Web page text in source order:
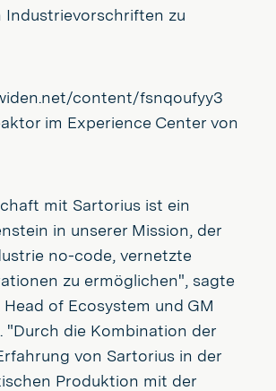
Industrievorschriften zu
im Experience Center von
mit Sartorius ist ein
in unserer Mission, der
no-code, vernetzte
zu ermöglichen", sagte
of Ecosystem und GM
"Durch die Kombination der
von Sartorius in der
Produktion mit der